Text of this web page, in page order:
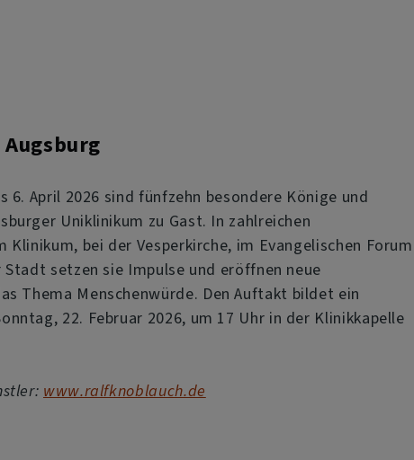
6. April 2026 sind fünfzehn besondere Könige und
Uniklinikum zu Gast. In zahlreichen
Klinikum, bei der Vesperkirche, im Evangelischen Forum
Stadt setzen sie Impulse und eröffnen neue
Thema Menschenwürde. Den Auftakt bildet ein
22. Februar 2026, um 17 Uhr in der Klinikkapelle
www.ralfknoblauch.de